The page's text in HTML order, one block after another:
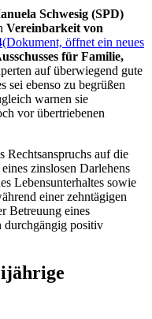
Schwesig (SPD)
Vereinbarkeit von
(Dokument, öffnet ein neues
für Familie,
auf überwiegend gute
sei ebenso zu begrüßen
warnen sie
vor übertriebenen
Rechtsanspruchs auf die
zinslosen Darlehens
Lebensunterhaltes sowie
einer zehntägigen
Betreuung eines
durchgängig positiv